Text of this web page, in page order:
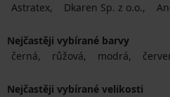
Astratex
Dkaren Sp. z o.o.
Nejčastěji vybírané barvy
černá
růžová modrá
Nejčastěji vybírané velikosti